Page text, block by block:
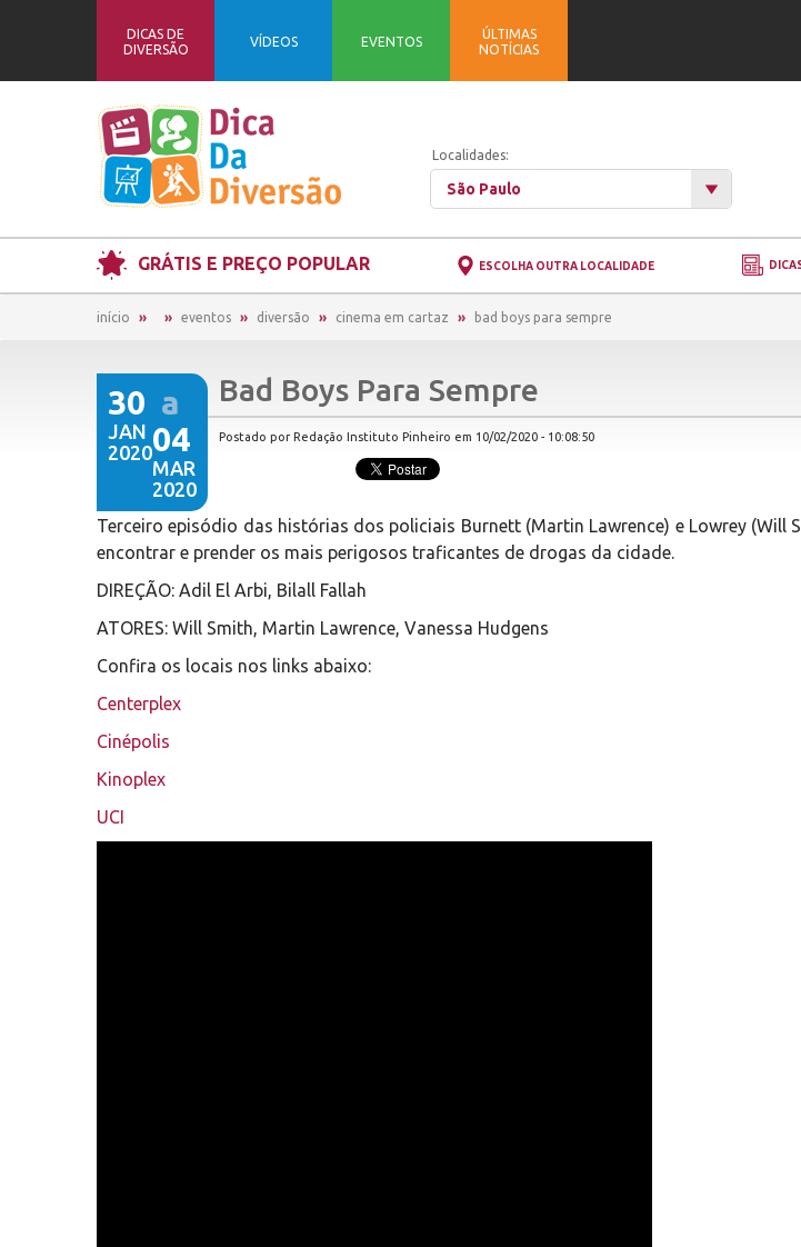
DICAS DE
DIVERSÃO
VÍDEOS EVENTOS
ÚLTIMAS
NOTÍCIAS
Localidades:
São Paulo
GRÁTIS E PREÇO POPULAR ESCOLHA OUTRA LOCALIDADE
início eventos diversão cinema em cartaz bad boys para sempre
30
JAN
2020
a
04
MAR
2020
Bad Boys Para Sempre
Postado por Redação Instituto Pinheiro em 10/02/2020 - 10:08:50
Terceiro episódio das histórias dos policiais Burnett (Martin Lawrence) e Lowrey (Will
encontrar e prender os mais perigosos traficantes de drogas da cidade.
DIREÇÃO: Adil El Arbi, Bilall Fallah
ATORES: Will Smith, Martin Lawrence, Vanessa Hudgens
Confira os locais nos links abaixo:
Centerplex
Cinépolis
Kinoplex
UCI